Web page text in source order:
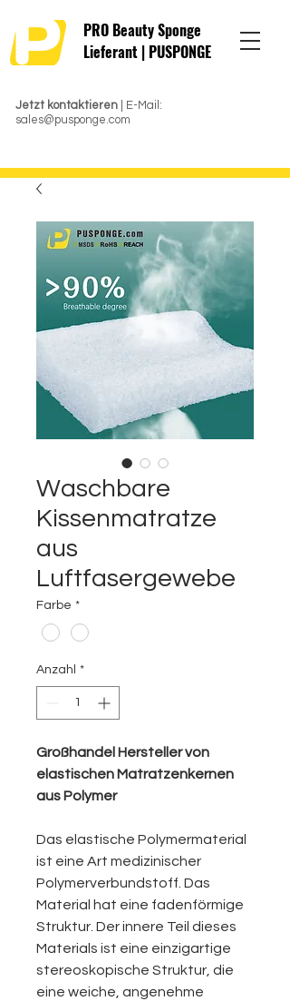
Jetzt kontaktieren | E-Mail:
sales@pusponge.com
PRO Beauty Sponge
Lieferant | PUSPONGE
Waschbare
Kissenmatratze
aus
Luftfasergewebe
Farbe *
Anzahl *
Großhandel Hersteller von
elastischen Matratzenkernen
aus Polymer
Das elastische Polymermaterial
ist eine Art medizinischer
Polymerverbundstoff. Das
Material hat eine fadenförmige
Struktur. Der innere Teil dieses
Materials ist eine einzigartige
stereoskopische Struktur, die
eine weiche, angenehme